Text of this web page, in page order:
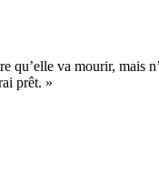
va mourir, mais
prêt. »